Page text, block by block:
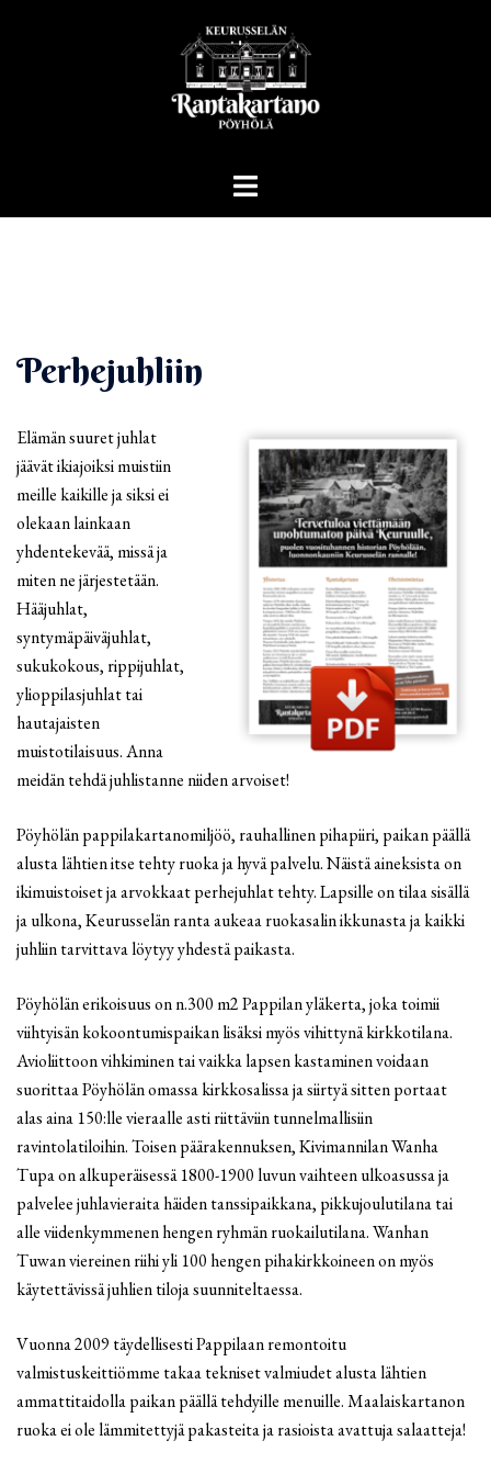
Toggle
Perhejuhliin
Elämän suuret juhlat
jäävät ikiajoiksi muistiin
meille kaikille ja siksi ei
olekaan lainkaan
yhdentekevää, missä ja
miten ne järjestetään.
Hääjuhlat,
syntymäpäiväjuhlat,
sukukokous, rippijuhlat,
ylioppilasjuhlat tai
hautajaisten
muistotilaisuus. Anna
meidän tehdä juhlistanne niiden arvoiset!
Pöyhölän pappilakartanomiljöö, rauhallinen pihapiiri, paikan päällä
alusta lähtien itse tehty ruoka ja hyvä palvelu. Näistä aineksista on
ikimuistoiset ja arvokkaat perhejuhlat tehty. Lapsille on tilaa sisällä
ja ulkona, Keurusselän ranta aukeaa ruokasalin ikkunasta ja kaikki
juhliin tarvittava löytyy yhdestä paikasta.
Pöyhölän erikoisuus on n.300 m2 Pappilan yläkerta, joka toimii
viihtyisän kokoontumispaikan lisäksi myös vihittynä kirkkotilana.
Avioliittoon vihkiminen tai vaikka lapsen kastaminen voidaan
suorittaa Pöyhölän omassa kirkkosalissa ja siirtyä sitten portaat
alas aina 150:lle vieraalle asti riittäviin tunnelmallisiin
ravintolatiloihin. Toisen päärakennuksen, Kivimannilan Wanha
Tupa on alkuperäisessä 1800-1900 luvun vaihteen ulkoasussa ja
palvelee juhlavieraita häiden tanssipaikkana, pikkujoulutilana tai
alle viidenkymmenen hengen ryhmän ruokailutilana. Wanhan
Tuwan viereinen riihi yli 100 hengen pihakirkkoineen on myös
käytettävissä juhlien tiloja suunniteltaessa.
Vuonna 2009 täydellisesti Pappilaan remontoitu
valmistuskeittiömme takaa tekniset valmiudet alusta lähtien
ammattitaidolla paikan päällä tehdyille menuille. Maalaiskartanon
ruoka ei ole lämmitettyjä pakasteita ja rasioista avattuja salaatteja!